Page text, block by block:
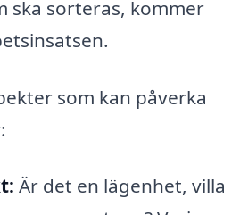
ska sorteras, kommer
som kan påverka
Är det en lägenhet, villa